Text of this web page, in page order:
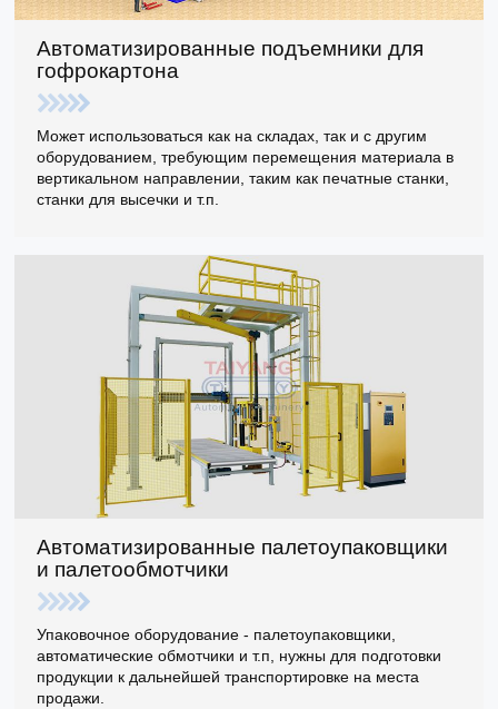
Автоматизированные подъемники для
гофрокартона
Может использоваться как на складах, так и с другим
оборудованием, требующим перемещения материала в
вертикальном направлении, таким как печатные станки,
станки для высечки и т.п.
Автоматизированные палетоупаковщики
и палетообмотчики
Упаковочное оборудование - палетоупаковщики,
автоматические обмотчики и т.п, нужны для подготовки
продукции к дальнейшей транспортировке на места
продажи.